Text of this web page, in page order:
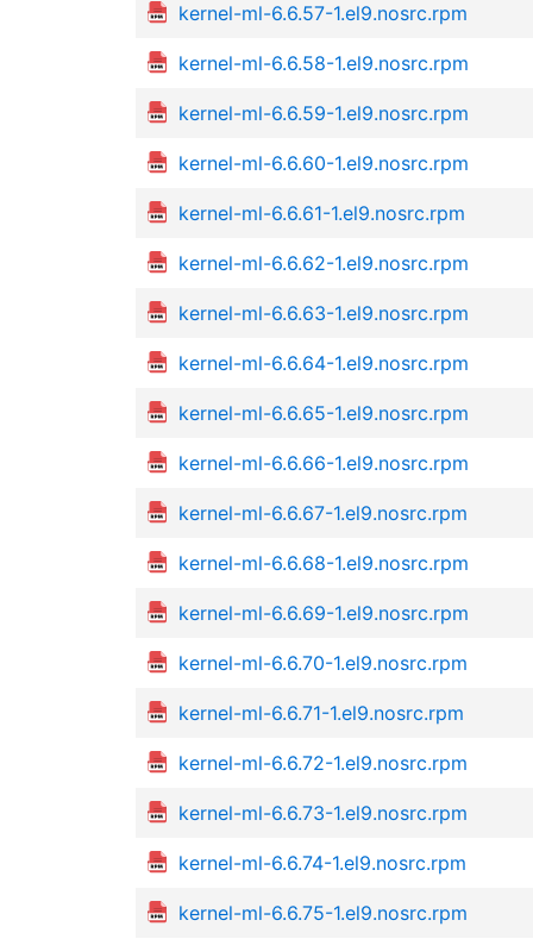
kernel-ml-6.6.57-1.el9.nosrc.rpm
kernel-ml-6.6.58-1.el9.nosrc.rpm
kernel-ml-6.6.59-1.el9.nosrc.rpm
kernel-ml-6.6.60-1.el9.nosrc.rpm
kernel-ml-6.6.61-1.el9.nosrc.rpm
kernel-ml-6.6.62-1.el9.nosrc.rpm
kernel-ml-6.6.63-1.el9.nosrc.rpm
kernel-ml-6.6.64-1.el9.nosrc.rpm
kernel-ml-6.6.65-1.el9.nosrc.rpm
kernel-ml-6.6.66-1.el9.nosrc.rpm
kernel-ml-6.6.67-1.el9.nosrc.rpm
kernel-ml-6.6.68-1.el9.nosrc.rpm
kernel-ml-6.6.69-1.el9.nosrc.rpm
kernel-ml-6.6.70-1.el9.nosrc.rpm
kernel-ml-6.6.71-1.el9.nosrc.rpm
kernel-ml-6.6.72-1.el9.nosrc.rpm
kernel-ml-6.6.73-1.el9.nosrc.rpm
kernel-ml-6.6.74-1.el9.nosrc.rpm
kernel-ml-6.6.75-1.el9.nosrc.rpm